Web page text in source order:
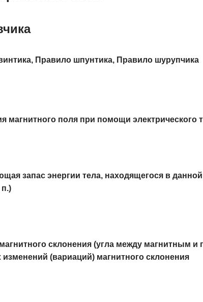
Правило шпунтика, Правило шурупчика
магнитного поля при помощи электрического
запас энергии тела, находящегося в
склонения (угла между магнитным и
(вариаций) магнитного склонения